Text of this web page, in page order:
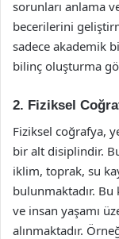
sorunları anlama
becerilerini
sadece akademik
bilinç oluşturma
2. Fiziksel
Fiziksel coğrafya,
bir alt disiplindir.
iklim, toprak, su
bulunmaktadır.
ve insan yaşamı
alınmaktadır.